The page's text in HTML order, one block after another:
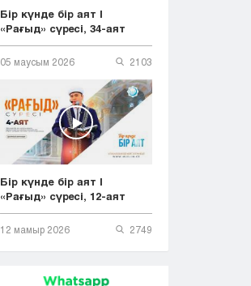
Бір күнде бір аят |
«Рағыд» сүресі, 34-аят
05 маусым 2026 2103
Бір күнде бір аят |
«Рағыд» сүресі, 12-аят
12 мамыр 2026 2749